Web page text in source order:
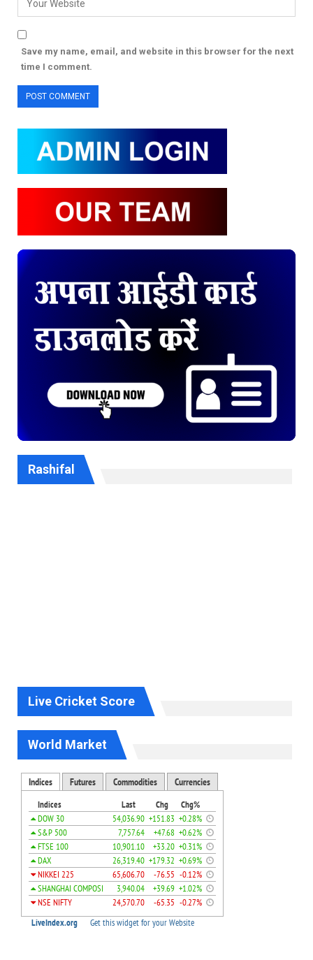
Save my name, email, and website in this browser for the next
time I comment.
Rashifal
Live Cricket Score
World Market